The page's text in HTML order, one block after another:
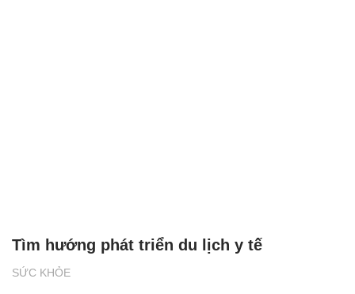
SỨC KHỎE
Tìm hướng phát triển du lịch y tế